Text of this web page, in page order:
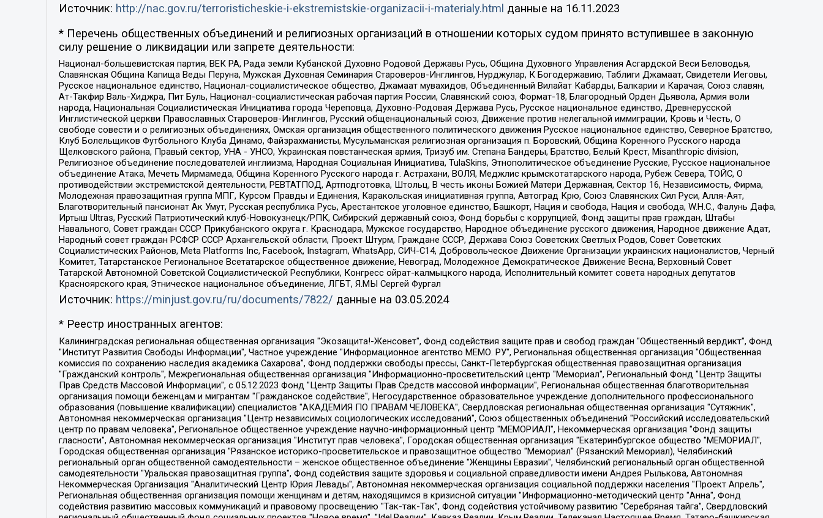
Источник: http://nac.gov.ru/terroristicheskie-i-ekstremistskie-organizacii-i-materialy.html данные на 16.11.2023
* Перечень общественных объединений и религиозных организаций в отношении которых судом принято вступившее в законную
силу решение о ликвидации или запрете деятельности:
Национал-большевистская партия, ВЕК РА, Рада земли Кубанской Духовно Родовой Державы Русь, Община Духовного Управления Асгардской Веси Беловодья,
Славянская Община Капища Веды Перуна, Мужская Духовная Семинария Староверов-Инглингов, Нурджулар, К Богодержавию, Таблиги Джамаат, Свидетели Иеговы,
Русское национальное единство, Национал-социалистическое общество, Джамаат мувахидов, Объединенный Вилайат Кабарды, Балкарии и Карачая, Союз славян,
Ат-Такфир Валь-Хиджра, Пит Буль, Национал-социалистическая рабочая партия России, Славянский союз, Формат-18, Благородный Орден Дьявола, Армия воли
народа, Национальная Социалистическая Инициатива города Череповца, Духовно-Родовая Держава Русь, Русское национальное единство, Древнерусской
Инглистической церкви Православных Староверов-Инглингов, Русский общенациональный союз, Движение против нелегальной иммиграции, Кровь и Честь, О
свободе совести и о религиозных объединениях, Омская организация общественного политического движения Русское национальное единство, Северное Братство,
Клуб Болельщиков Футбольного Клуба Динамо, Файзрахманисты, Мусульманская религиозная организация п. Боровский, Община Коренного Русского народа
Щелковского района, Правый сектор, УНА - УНСО, Украинская повстанческая армия, Тризуб им. Степана Бандеры, Братство, Белый Крест, Misanthropic division,
Религиозное объединение последователей инглиизма, Народная Социальная Инициатива, TulaSkins, Этнополитическое объединение Русские, Русское национальное
объединение Атака, Мечеть Мирмамеда, Община Коренного Русского народа г. Астрахани, ВОЛЯ, Меджлис крымскотатарского народа, Рубеж Севера, ТОЙС, О
противодействии экстремистской деятельности, РЕВТАТПОД, Артподготовка, Штольц, В честь иконы Божией Матери Державная, Сектор 16, Независимость, Фирма,
Молодежная правозащитная группа МПГ, Курсом Правды и Единения, Каракольская инициативная группа, Автоград Крю, Союз Славянских Сил Руси, Алля-Аят,
Благотворительный пансионат Ак Умут, Русская республика Русь, Арестантское уголовное единство, Башкорт, Нация и свобода, Нация и свобода, W.H.С., Фалунь Дафа,
Иртыш Ultras, Русский Патриотический клуб-Новокузнецк/РПК, Сибирский державный союз, Фонд борьбы с коррупцией, Фонд защиты прав граждан, Штабы
Навального, Совет граждан СССР Прикубанского округа г. Краснодара, Мужское государство, Народное объединение русского движения, Народное движение Адат,
Народный совет граждан РСФСР СССР Архангельской области, Проект Штурм, Граждане СССР, Держава Союз Советских Светлых Родов, Совет Советских
Социалистических Районов, Meta Platforms Inc, Facebook, Instagram, WhatsApp, СИЧ-С14, Добровольческое Движение Организации украинских националистов, Черный
Комитет, Татарстанское Региональное Всетатарское общественное движение, Невоград, Молодежное Демократическое Движение Весна, Верховный Совет
Татарской Автономной Советской Социалистической Республики, Конгресс ойрат-калмыцкого народа, Исполнительный комитет совета народных депутатов
Красноярского края, Этническое национальное объединение, ЛГБТ, Я.МЫ Сергей Фургал
Источник: https://minjust.gov.ru/ru/documents/7822/ данные на 03.05.2024
* Реестр иностранных агентов:
Калининградская региональная общественная организация "Экозащита!-Женсовет", Фонд содействия защите прав и свобод граждан "Общественный вердикт", Фонд "Институт Развития Свободы Информации", Частное учреждение "Информационное агентство МЕМО. РУ", Региональная общественная организация "Общественная комиссия по сохранению наследия академика Сахарова", Фонд поддержки свободы прессы, Санкт-Петербургская общественная правозащитная организация "Гражданский контроль", Межрегиональная общественная организация "Информационно-просветительский центр "Мемориал", Региональный Фонд "Центр Защиты Прав Средств Массовой Информации", с 05.12.2023 Фонд "Центр Защиты Прав Средств массовой информации", Региональная общественная благотворительная организация помощи беженцам и мигрантам "Гражданское содействие", Негосударственное образовательное учреждение дополнительного профессионального образования (повышение квалификации) специалистов "АКАДЕМИЯ ПО ПРАВАМ ЧЕЛОВЕКА", Свердловская региональная общественная организация "Сутяжник", Автономная некоммерческая организация "Центр независимых социологических исследований", Союз общественных объединений "Российский исследовательский центр по правам человека", Региональное общественное учреждение научно-информационный центр "МЕМОРИАЛ", Некоммерческая организация "Фонд защиты гласности", Автономная некоммерческая организация "Институт прав человека", Городская общественная организация "Екатеринбургское общество "МЕМОРИАЛ", Городская общественная организация "Рязанское историко-просветительское и правозащитное общество "Мемориал" (Рязанский Мемориал), Челябинский региональный орган общественной самодеятельности – женское общественное объединение "Женщины Евразии", Челябинский региональный орган общественной самодеятельности "Уральская правозащитная группа", Фонд содействия защите здоровья и социальной справедливости имени Андрея Рылькова, Автономная Некоммерческая Организация "Аналитический Центр Юрия Левады", Автономная некоммерческая организация социальной поддержки населения "Проект Апрель", Региональная общественная организация помощи женщинам и детям, находящимся в кризисной ситуации "Информационно-методический центр "Анна", Фонд содействия развитию массовых коммуникаций и правовому просвещению "Так-так-Так", Фонд содействия устойчивому развитию "Серебряная тайга", Свердловский региональный общественный фонд социальных проектов "Новое время", "Idel.Реалии", Кавказ.Реалии, Крым.Реалии, Телеканал Настоящее Время, Татаро-башкирская служба Радио Свобода (Azatliq Radiosi), Радио Свободная Европа/Радио Свобода (PCE/PC), "Сибирь.Реалии", "Фактограф", Благотворительный фонд помощи осужденным и их семьям, Автономная некоммерческая организация "Институт глобализации и социальных движений", Фонд "В защиту прав заключенных", Частное учреждение "Центр поддержки и содействия развитию средств массовой информации", Пензенский региональный общественный благотворительный фонд "Гражданский союз", "Север.Реалии", Некоммерческая организация Фонд "Правовая инициатива", Общество с ограниченной ответственностью "Радио Свободная Европа/Радио Свобода", Чешское информационное агентство "MEDIUM-ORIENT", Красноярская региональная общественная организация "Мы против СПИДа", Камалягин Денис Николаевич, Маркелов Сергей Евгеньевич, Пономарев Лев Александрович, Савицкая Людмила Алексеевна, Автономная некоммерческая организация "Центр по работе с проблемой насилия "НАСИЛИЮ.НЕТ", Межрегиональный профессиональный союз работников здравоохранения "Альянс врачей", Юридическое лицо, зарегистрированное в Латвийской Республике, SIA "Medusa Project" (регистрационный номер 40103797863, дата регистрации 10.06.2014), Некоммерческая организация "Фонд по борьбе с коррупцией", Автономная некоммерческая организация "Институт права и публичной политики", Баданин Роман Сергеевич, Гликин Максим Александрович, Железнова Мария Михайловна, Лукьянова Юлия Сергеевна, Маетная Елизавета Витальевна, Маняхин Петр Борисович, Чуракова Ольга Владимировна, Ярош Юлия Петровна, Юридическое лицо "The Insider SIA", зарегистрированное в Риге, Латвийская Республика (дата регистрации 26.06.2015), являющееся администратором доменного имени интернет-издания "The Insider SIA", https://theins.ru, Постернак Алексей Евгеньевич, Рубин Михаил Аркадьевич, Анин Роман Александрович, Юридическое лицо Istories fonds, зарегистрированное в Латвийской Республике (регистрационный номер 50008295751, дата регистрации 24.02.2020), Великовский Дмитрий Александрович, Долинина Ирина Николаевна, Мароховская Алеся Алексеевна, Шлейнов Роман Юрьевич, Шмагун Олеся Валентиновна, Общество с ограниченной ответственностью "Альтаир 2021", Общество с ограниченной ответственностью "Вега 2021", Общество с ограниченной ответственностью "Главный редактор 2021", Общество с ограниченной ответственностью "Ромашки монолит", Важенков Артем Валерьевич, Ивановская областная общественная организация "Центр гендерных исследований", Гурман Юрий Альбертович, Медиапроект "ОВД-Инфо", Егоров Владимир Владимирович, Жилинский Владимир Александрович, Общество с ограниченной ответственностью "ЗП", Иванова София Юрьевна, Карезина Инна Павловна, Кильтау Екатерина Викторовна, Петров Алексей Викторович, Пискунов Сергей Евгеньевич, Смирнов Сергей Сергеевич, Тихонов Михаил Сергеевич, Общество с ограниченной ответственностью "ЖУРНАЛИСТ-ИНОСТРАННЫЙ АГЕНТ", Арапова Галина Юрьевна, Вольтская Татьяна Анатольевна, Американская компания "Mason G.E.S. Anonymous Foundation" (США), являющаяся владельцем интернет-издания https://mnews.world/, Компания "Stichting Bellingcat", зарегистрированная в Нидерландах (дата регистрации 11.07.2018), Захаров Андрей Вячеславович, Клепиковская Екатерина Дмитриевна, Общество с ограниченной ответственностью "МЕМО", Перл Роман Александрович, Симонов Евгений Алексеевич, Соловьева Елена Анатольевна, Сотников Даниил Владимирович, Сурначева Елизавета Дмитриевна, Автономная некоммерческая организация по защите прав человека и информированию населения "Якутия – Наше Мнение", Общество с ограниченной ответственностью "Москоу диджитал медиа", с 26.01.2023 Общество с ограниченной ответственностью "Чайка Белые сады", Ветошкина Валерия Валерьевна, Заговора Максим Александрович, Межрегиональное общественное движение "Российская ЛГБТ - сеть", Оленичев Максим Владимирович, Павлов Иван Юрьевич, Скворцова Елена Сергеевна, Общество с ограниченной ответственностью "Как бы инагент", Кочетков Игорь Викторович, Общество с ограниченной ответственностью "Честные выборы", Еланчик Олег Александрович, Общество с ограниченной ответственностью "Нобелевский призыв", Гималова Регина Эмилевна, Григорьев Андрей Валерьевич, Григорьева Алина Александровна, Ассоциация по содействию защите прав призывников, альтернативнослужащих и военнослужащих "Правозащитная группа "Гражданин.Армия.Право", Хисамова Регина Фаритовна, Автономная некоммерческая организация по реализации социально-правовых программ "Лилит", Дальневосточное общественное движение "Маяк", Санкт-Петербургская ЛГБТ-инициативная группа "Выход", Инициативная группа ЛГБТ+ "Реверс", Алексеев Андрей Викторович, Бекбулатова Таисия Львовна, Беляев Иван Михайлович, Владыкина Елена Сергеевна, Гельман Марат Александрович, Никульшина Вероника Юрьевна, Толоконникова Надежда Андреевна, Шендерович Виктор Анатольевич, Общество с ограниченной ответственностью "Данное сообщение", Общество с ограниченной ответственностью Издательский дом "Новая глава", Айнбиндер Александра Александровна, Московский комьюнити-центр для ЛГБТ+инициатив, Благотворительный фонд развития филантропии, Deutsche Welle (Германия, Kurt-Schumacher-Strasse 3, 53113 Bonn), Борзунова Мария Михайловна, Воробьев Виктор Викторович, Голубева Анна Львовна, Константинова Алла Михайловна, Малкова Ирина Владимировна, Мурадов Мурад Абдулгалимович, Осетинская Елизавета Николаевна, Понасенков Евгений Николаевич, Ганапольский Матвей Юрьевич, Киселев Евгений Алексеевич, Борухович Ирина Григорьевна, Дремин Иван Тимофеевич, Дубровский Дмитрий Викторович, Красноярская региональная общественная организация поддержки и развития альтернативных образовательных технологий и межкультурных коммуникаций "ИНТЕРРА", Маяковская Екатерина Алексеевна, Фейгин Марк Захарович, Филимонов Андрей Викторович, Дзугкоева Регина Николаевна, Доброхотов Роман Александрович, Дудь Юрий Александрович, Елкин Сергей Владимирович, Кругликов Кирилл Игоревич, Сабунаева Мария Леонидовна, Семенов Алексей Владимирович, Шаинян Карен Багратович, Шульман Екатерина Михайловна, Асафьев Артур Валерьевич, Вахштайн Виктор Семенович, Венедиктов Алексей Алексеевич, Лушникова Екатерина Евгеньевна, Волков Леонид Михайлович, Невзоров Александр Глебович, Пархоменко Сергей Борисович, Сироткин Ярослав Николаевич, Кара-Мурза Владимир Владимирович, Баранова Наталья Владимировна, Гозман Леонид Яковлевич, Кагарлицкий Борис Юльевич, Климарев Михаил Валерьевич, Милов Владимир Станиславович, Автономная некоммерческая организация Краснодарский центр современного искусства "Типография", Моргенштерн Алишер Тагирович, Соболь Любовь Эдуардовна, Общество с ограниченной ответственностью "ЛИЗА НОРМ", Каспаров Гарри Кимович, Ходорковский Михаил Борисович, Общество с ограниченной ответственностью "Апрельские тезисы", Данилович Ирина Брониславовна, Кашин Олег Владимирович, Петров Николай Владимирович, Пивоваров Алексей Владимирович, Соколов Михаил Владимирович, Цветкова Юлия Владимировна, Чичваркин Евгений Александрович, Комитет против пыток/Команда против пыток, Общество с ограниченной ответственностью "Первый научный", Общество с ограниченной ответственностью "Вертолет и ко", Белоцерковская Вероника Борисовна, Кац Максим Евгеньевич, Лазарева Татьяна Юрьевна, Шаведдинов Руслан Табризович, Яшин Илья Валерьевич, Общество с ограниченной ответственностью "Иноагент ААВ", Алешковский Дмитрий Петрович, Альбац Евгения Марковна, Быков Дмитрий Львович, Галямина Юлия Евгеньевна, Лойко Сергей Леонидович, Мартынов Кирилл Константинович, Медведев Сергей Александрович, Крашенинников Федор Геннадиевич, Гордеева Катерина Вл